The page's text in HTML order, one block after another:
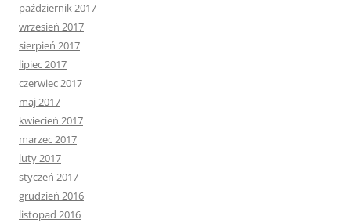
październik 2017
wrzesień 2017
sierpień 2017
lipiec 2017
czerwiec 2017
maj 2017
kwiecień 2017
marzec 2017
luty 2017
styczeń 2017
grudzień 2016
listopad 2016